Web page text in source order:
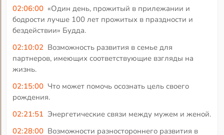
02:06:00 «Один день, прожитый в прилежании и
бодрости лучше 100 лет прожитых в праздности и
бездействии» Будда.
02:10:02 Возможность развития в семье для
партнеров, имеющих соответствующие взгляды на
жизнь.
02:15:00 Что может помочь осознать цель своего
рождения.
02:21:51 Энергетические связи между мужем и женой.
02:28:00 Возможности разностороннего развития в